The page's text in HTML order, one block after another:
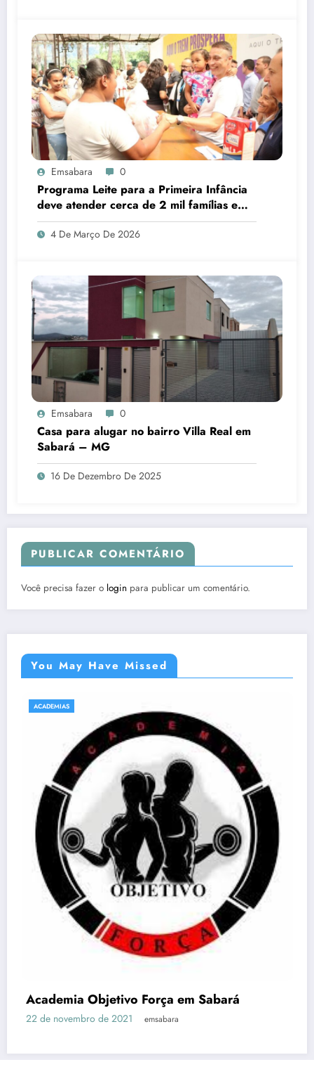
Emsabara 0
Programa Leite para a Primeira Infância
deve atender cerca de 2 mil famílias em
Sabará
4 De Março De 2026
Emsabara 0
Casa para alugar no bairro Villa Real em
Sabará – MG
16 De Dezembro De 2025
PUBLICAR COMENTÁRIO
Você precisa fazer o login para publicar um comentário.
You May Have Missed
Acqua Gin Academia – EM Sabará
27 de abril de 2021 emsabara
História de Sabará – MG
Site Otimizado por: Agência Digital HGX Criação de Site BH